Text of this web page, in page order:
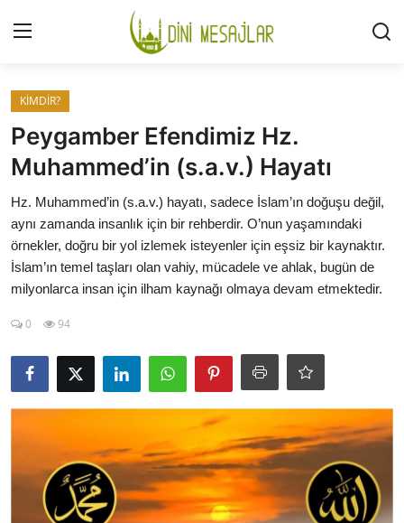
İLETİŞİM
GÜNDEM
HAKKIMIZDA
DESTEKLİYORUM
SURELER
NAMAZ
DUALAR
KİMDİR?
DİNİ MESAJLAR
KİMDİR?
Peygamber Efendimiz Hz.
Muhammed’in (s.a.v.) Hayatı
Hz. Muhammed’in (s.a.v.) hayatı, sadece İslam’ın doğuşu değil,
aynı zamanda insanlık için bir rehberdir. O’nun yaşamındaki
örnekler, doğru bir yol izlemek isteyenler için eşsiz bir kaynaktır.
İslam’ın temel taşları olan vahiy, mücadele ve ahlak, bugün de
milyonlarca insan için ilham kaynağı olmaya devam etmektedir.
0 94